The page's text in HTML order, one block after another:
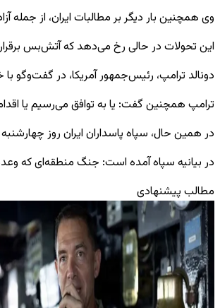
وی همچنین بار دیگر بر مطالبات ایران، از جمله
این تحولات در حالی رخ می‌دهد که آتش‌بس برقرارشده در ۸ آوریل، درگیری میان ایران و جبهه آمریکا و اسرائیل را متوقف کرده، اما تنش‌های لفظی میان
دونالد ترامپ، رئیس‌جمهور آمریکا، در گفت‌وگو با
ترامپ همچنین گفت: یا به توافق می‌رسیم یا
در همین حال، سپاه پاسداران ایران روز
در بیانیه سپاه آمده است: جنگ منطقه‌ای که
مطالب پیشنهادی